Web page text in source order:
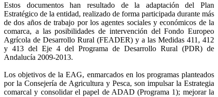
Estos documentoshan resultado de la adaptación del Plan
Estratégico de la entidad, realizado de forma participada durante más
de dos años de trabajo por los agentes sociales y económicos de la
comarca, a las posibilidades de intervención del Fondo Europeo
Agrícola de Desarrollo Rural (FEADER) y a las Medidas 411, 412
y 413 del Eje 4 del Programa de Desarrollo Rural (PDR) de
Andalucía 2009-2013.
Los objetivos de la EAG, enmarcados en los programas planteados
por la Consejería de Agricultura y Pesca, son impulsar la Estrategia
comarcal y consolidar el papel de ADAD (Programa 1); mejorar la